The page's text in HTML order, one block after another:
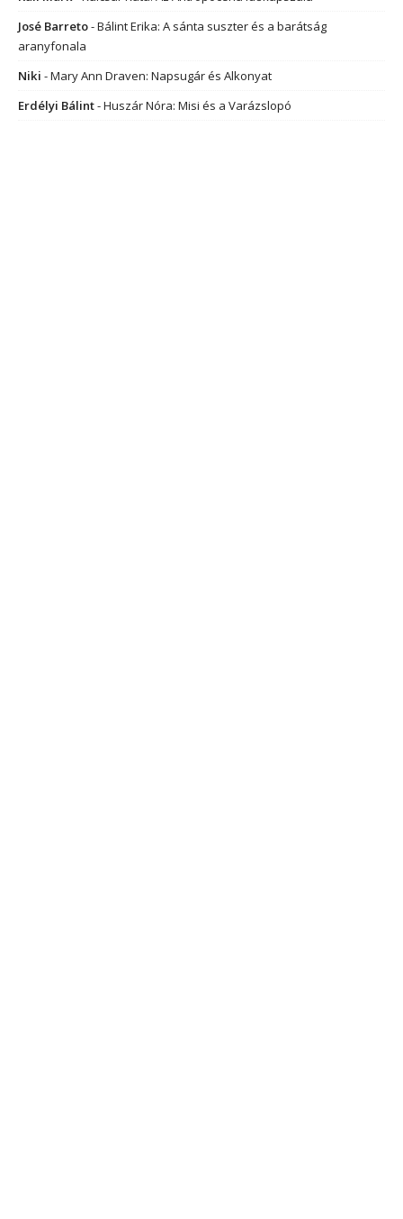
José Barreto-Bálint Erika: A sánta suszter és a barátság
aranyfonala
Niki -Mary Ann Draven: Napsugár és Alkonyat
Erdélyi Bálint-Huszár Nóra: Misi és a Varázslopó